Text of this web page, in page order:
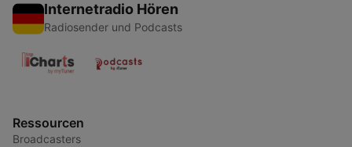
Internetradio Hören
Radiosender und Podcasts
Ressourcen
Broadcasters